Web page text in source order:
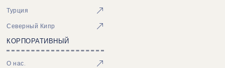
Турция
Северный Кипр
КОРПОРАТИВНЫЙ
О нас.